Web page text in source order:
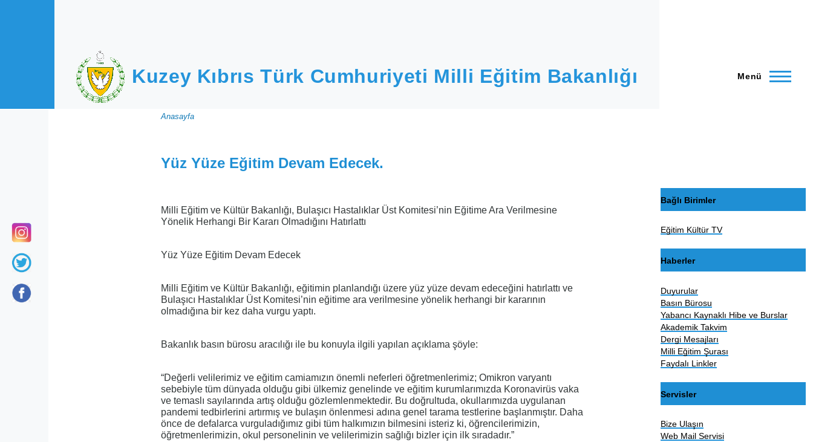
Kuzey Kıbrıs Türk Cumhuriyeti Milli Eğitim Bakanlığı Menü
Sayfa
yolu
Anasayfa
Yüz Yüze Eğitim Devam Edecek.
Milli Eğitim ve Kültür Bakanlığı, Bulaşıcı Hastalıklar Üst Komitesi’nin Eğitime Ara Verilmesine
Yönelik Herhangi Bir Kararı Olmadığını Hatırlattı
Yüz Yüze Eğitim Devam Edecek
Milli Eğitim ve Kültür Bakanlığı, eğitimin planlandığı üzere yüz yüze devam edeceğini hatırlattı ve
Bulaşıcı Hastalıklar Üst Komitesi’nin eğitime ara verilmesine yönelik herhangi bir kararının
olmadığına bir kez daha vurgu yaptı.
Bakanlık basın bürosu aracılığı ile bu konuyla ilgili yapılan açıklama şöyle:
“Değerli velilerimiz ve eğitim camiamızın önemli neferleri öğretmenlerimiz; Omikron varyantı
sebebiyle tüm dünyada olduğu gibi ülkemiz genelinde ve eğitim kurumlarımızda Koronavirüs vaka
ve temaslı sayılarında artış olduğu gözlemlenmektedir. Bu doğrultuda, okullarımızda uygulanan
pandemi tedbirlerini artırmış ve bulaşın önlenmesi adına genel tarama testlerine başlanmıştır. Daha
önce de defalarca vurguladığımız gibi tüm halkımızın bilmesini isteriz ki, öğrencilerimizin,
öğretmenlerimizin, okul personelinin ve velilerimizin sağlığı bizler için ilk sıradadır.”
Bağlı Birimler
Eğitim Kültür TV
Haberler
Duyurular
Basın Bürosu
Yabancı Kaynaklı Hibe ve Burslar
Akademik Takvim
Dergi Mesajları
Milli Eğitim Şurası
Faydalı Linkler
Servisler
Bize Ulaşın
Web Mail Servisi